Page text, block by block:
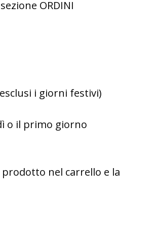
ORDINI
i giorni festivi)
o il primo giorno
nel carrello e la